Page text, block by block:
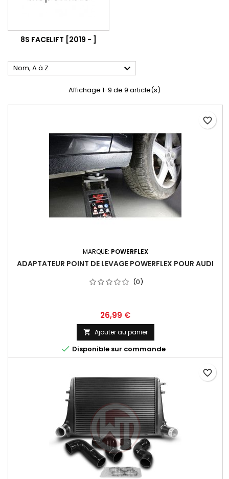
8S FACELIFT [2019 - ]
Nom, A à Z 
Affichage 1-9 de 9 article(s)
MARQUE: POWERFLEX
ADAPTATEUR POINT DE LEVAGE POWERFLEX POUR AUDI
(0)
Prix
26,99 €
 Ajouter au panier
 Disponible sur commande
favorite_border
favorite_border